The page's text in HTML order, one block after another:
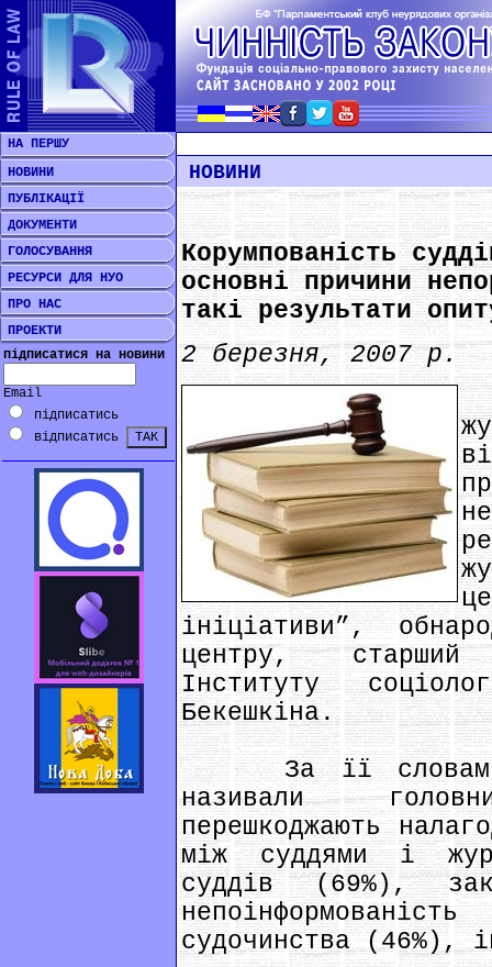
НА ПЕРШУ
НОВИНИ
ПУБЛІКАЦІЇ
ДОКУМЕНТИ
ГОЛОСУВАННЯ
РЕСУРСИ ДЛЯ НУО
ПРО НАС
ПРОЕКТИ
підписатися на новини
Email
підписатись
відписатись
НОВИНИ
Корумпованість
основні причини
такі результати
2 березня, 2007 р.
ініціативи”,
центру, старший
Інституту
Бекешкіна.
За її словами,
називали
перешкоджають
між суддями і
суддів (69%),
судочинства (46%),